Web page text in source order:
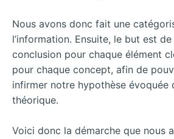
Nous avons donc fait une
l’information. Ensuite, le but est
conclusion pour chaque élément
pour chaque concept, afin de
infirmer notre hypothèse évoquée
théorique.
Voici donc la démarche que nous